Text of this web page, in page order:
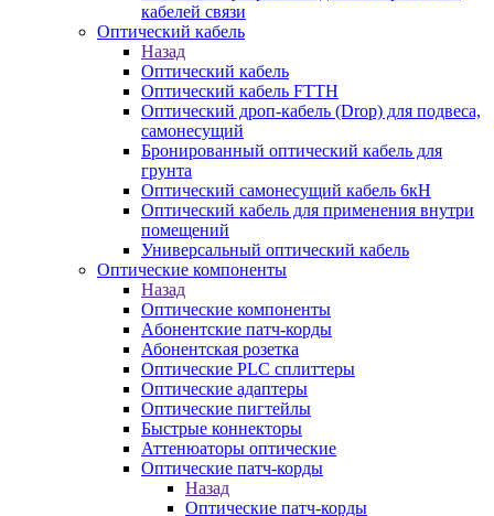
кабелей связи
Оптический кабель
Назад
Оптический кабель
Оптический кабель FTTH
Оптический дроп-кабель (Drop) для подвеса,
самонесущий
Бронированный оптический кабель для
грунта
Оптический самонесущий кабель 6кН
Оптический кабель для применения внутри
помещений
Универсальный оптический кабель
Оптические компоненты
Назад
Оптические компоненты
Aбонентские патч-корды
Абонентская розетка
Оптические PLC сплиттеры
Оптические адаптеры
Оптические пигтейлы
Быстрые коннекторы
Аттенюаторы оптические
Оптические патч-корды
Назад
Оптические патч-корды